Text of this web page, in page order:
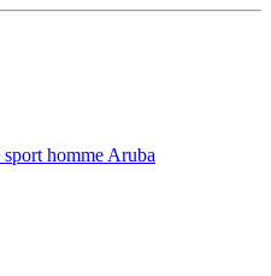
homme Aruba